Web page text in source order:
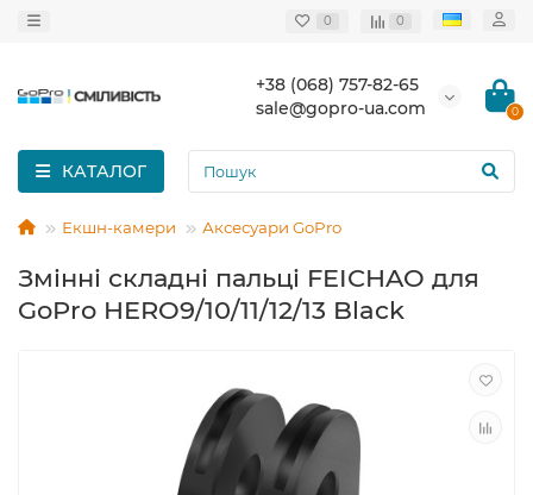
0 0
+38 (068) 757-82-65
sale@gopro-ua.com
0
КАТАЛОГ
Екшн-камери Аксесуари GoPro
Змінні складні пальці FEICHAO для
GoPro HERO9/10/11/12/13 Black